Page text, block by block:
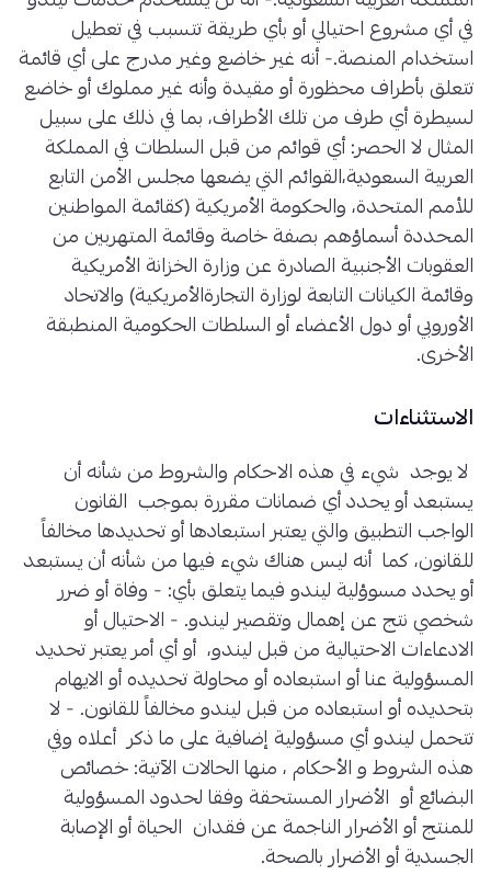
في أي مشروع احتيالي أو بأي طريقة تتسبب في تعطيل
استخدام المنصة.- أنه غير خاضع وغير مدرج على أي قائمة
تتعلق بأطراف محظورة أو مقيدة وأنه غير مملوك أو خاضع
لسيطرة أي طرف من تلك الأطراف، بما في ذلك على سبيل
المثال لا الحصر: أي قوائم من قبل السلطات في المملكة
العربية السعودية،القوائم التي يضعها مجلس الأمن التابع
للأمم المتحدة، والحكومة الأمريكية (كقائمة المواطنين
المحددة أسماؤهم بصفة خاصة وقائمة المتهربين من
العقوبات الأجنبية الصادرة عن وزارة الخزانة الأمريكية
وقائمة الكيانات التابعة لوزارة التجارةالأمريكية) والاتحاد
الأوروبي أو دول الأعضاء أو السلطات الحكومية المنطبقة
الأخرى.
الاستثناءات
لا يوجد شيء في هذه الاحكام والشروط من شأنه أن
يستبعد أو يحدد أي ضمانات مقررة بموجب القانون
الواجب التطبيق والتي يعتبر استبعادها أو تحديدها مخالفاً
للقانون، كما أنه ليس هناك شيء فيها من شأنه أن يستبعد
أو يحدد مسوؤلية ليندو فيما يتعلق بأي: - وفاة أو ضرر
شخصي نتج عن إهمال وتقصير ليندو. - الاحتيال أو
الادعاءات الاحتيالية من قبل ليندو، أو أي أمر يعتبر تحديد
المسؤولية عنا أو استبعاده أو محاولة تحديده أو الايهام
بتحديده أو استبعاده من قبل ليندو مخالفاً للقانون. - لا
تتحمل ليندو أي مسؤولية إضافية على ما ذكر أعلاه وفي
هذه الشروط و الأحكام ، منها الحالات الآتية: خصائص
البضائع أو الأضرار المستحقة وفقا لحدود المسؤولية
للمنتج أو الأضرار الناجمة عن فقدان الحياة أو الإصابة
الجسدية أو الأضرار بالصحة.